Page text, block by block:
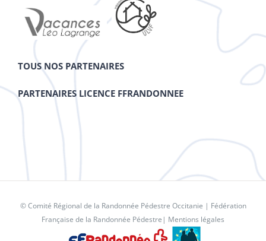
TOUS NOS PARTENAIRES
PARTENAIRES LICENCE FFRANDONNEE
© Comité Régional de la Randonnée Pédestre Occitanie | Fédération
Française de la Randonnée Pédestre | Mentions légales